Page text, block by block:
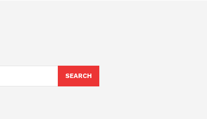
SEARCH